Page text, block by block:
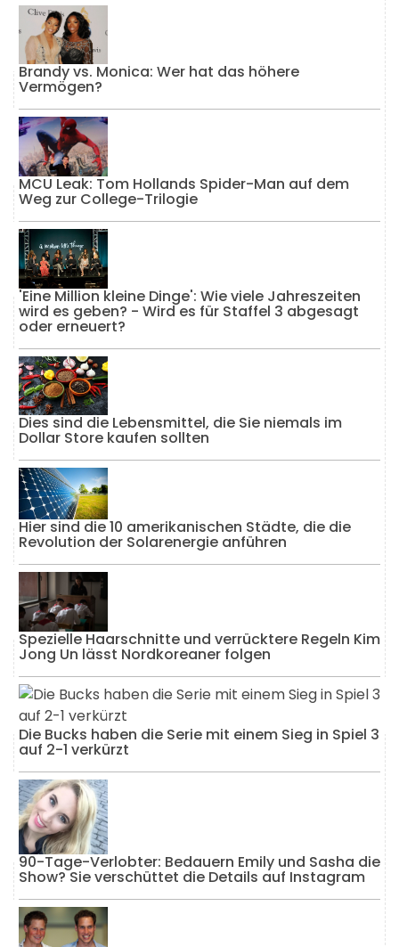
Brandy vs. Monica: Wer hat das höhere
Vermögen?
MCU Leak: Tom Hollands Spider-Man auf dem
Weg zur College-Trilogie
'Eine Million kleine Dinge': Wie viele Jahreszeiten
wird es geben? - Wird es für Staffel 3 abgesagt
oder erneuert?
Dies sind die Lebensmittel, die Sie niemals im
Dollar Store kaufen sollten
Hier sind die 10 amerikanischen Städte, die die
Revolution der Solarenergie anführen
Spezielle Haarschnitte und verrücktere Regeln Kim
Jong Un lässt Nordkoreaner folgen
Die Bucks haben die Serie mit einem Sieg in Spiel 3
auf 2-1 verkürzt
90-Tage-Verlobter: Bedauern Emily und Sasha die
Show? Sie verschüttet die Details auf Instagram